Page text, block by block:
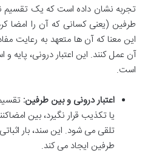
تجربه نشان داده است که یک تقسیم
طرفین (یعنی کسانی که آن را امضا
این معنا که آن ها متعهد به رعایت
آن عمل کنند. این اعتبار درونی، پایه
است.
اعتبار درونی و بین طرفین:
یا تکذیب قرار نگیرد، بین
تلقی می شود. این سند، بار
طرفین ایجاد می کند.